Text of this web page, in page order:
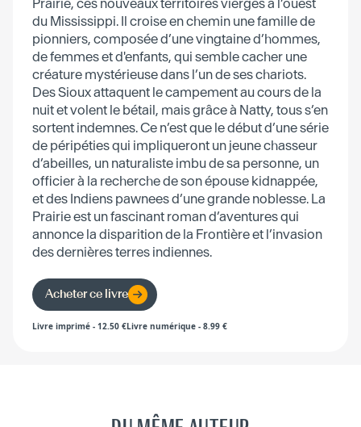
du Mississippi. Il croise en chemin une famille de
pionniers, composée d’une vingtaine d’hommes,
de femmes et d'enfants, qui semble cacher une
créature mystérieuse dans l’un de ses chariots.
Des Sioux attaquent le campement au cours de la
nuit et volent le bétail, mais grâce à Natty, tous s’en
sortent indemnes. Ce n’est que le début d’une série
de péripéties qui impliqueront un jeune chasseur
d’abeilles, un naturaliste imbu de sa personne, un
officier à la recherche de son épouse kidnappée,
et des Indiens pawnees d’une grande noblesse. La
Prairie est un fascinant roman d’aventures qui
annonce la disparition de la Frontière et l’invasion
des dernières terres indiennes.
Acheter ce livre
Livre imprimé - 12.50 €Livre numérique - 8.99 €